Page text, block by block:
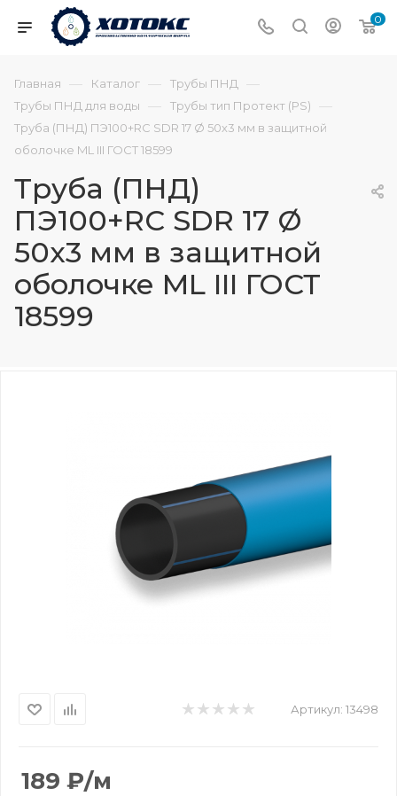
0
Главная — Каталог — Трубы ПНД —
Трубы ПНД для воды — Трубы тип Протект (PS) —
Труба (ПНД) ПЭ100+RC SDR 17 Ø 50х3 мм в защитной
оболочке ML III ГОСТ 18599
Труба (ПНД)
ПЭ100+RC SDR 17 Ø
50х3 мм в защитной
оболочке ML III ГОСТ
18599
Артикул: 13498
189 ₽/м